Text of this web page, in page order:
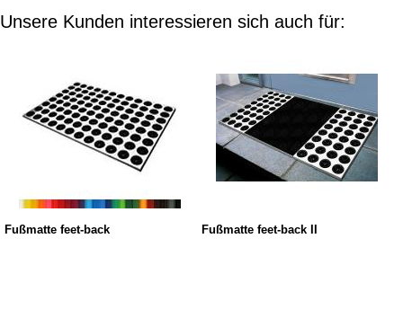
Unsere Kunden interessieren sich auch für:
Fußmatte feet-back Fußmatte feet-back II